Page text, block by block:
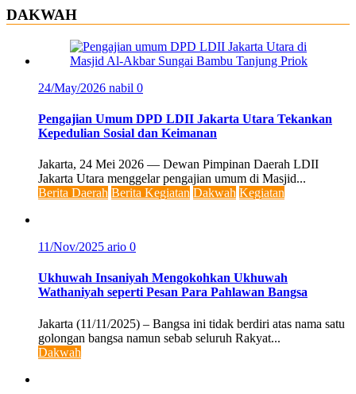
DAKWAH
24/May/2026 nabil 0
Pengajian Umum DPD LDII Jakarta Utara Tekankan
Kepedulian Sosial dan Keimanan
Jakarta, 24 Mei 2026 — Dewan Pimpinan Daerah LDII
Jakarta Utara menggelar pengajian umum di Masjid...
Berita Daerah Berita Kegiatan Dakwah Kegiatan
11/Nov/2025 ario 0
Ukhuwah Insaniyah Mengokohkan Ukhuwah
Wathaniyah seperti Pesan Para Pahlawan Bangsa
Jakarta (11/11/2025) – Bangsa ini tidak berdiri atas nama satu
golongan bangsa namun sebab seluruh Rakyat...
Dakwah